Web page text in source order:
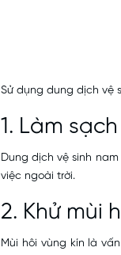
Sử dụng dung dịch vệ
1. Làm
Dung dịch vệ sinh
việc ngoài trời.
2. Khử mùi
Mùi hôi vùng kín là